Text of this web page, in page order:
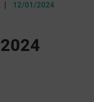
12/01/2024